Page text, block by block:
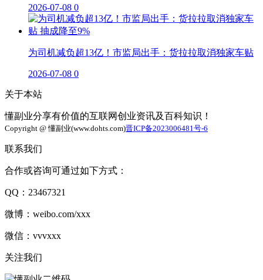
2026-07-08 0
为司机减负超13亿！市监局出手：货拉拉取消独家车贴
2026-07-08 0
关于本站
懂副业分享有价值的互联网创业资讯及百科知识！
Copyright @ 懂副业(www.dohts.com)晋ICP备2023006481号-6
联系我们
合作或咨询可通过如下方式：
QQ：23467321
微博：weibo.com/xxx
微信：vvvxxx
关注我们